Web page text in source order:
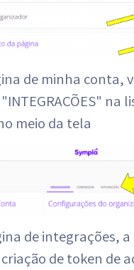
de minha conta,
na
meio da tela
de integrações,
de token de